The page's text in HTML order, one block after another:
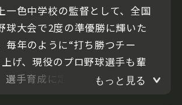
一色中学校の監督として、全国
球大会で2度の準優勝に輝いた
毎年のように“打ち勝つチー
げ、現役のプロ野球選手も輩
選手育成に定評がある。
もっと見る